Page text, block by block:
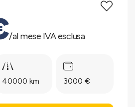
/al mese IVA esclusa
40000 km 3000 €